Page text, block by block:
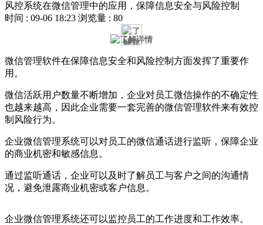
风控系统在微信管理中的应用，保障信息安全与风险控制
时间 : 09-06 18:23 浏览量 : 80
微信管理软件在保障信息安全和风险控制方面发挥了重要作
用。
微信活跃用户数量不断增加，企业对员工微信操作的不确定性
也越来越高，因此企业需要一套完善的微信管理软件来有效控
制风险行为。
企业微信管理系统可以对员工的微信通话进行监听，保障企业
的商业机密和敏感信息。
通过监听通话，企业可以及时了解员工与客户之间的沟通情
况，避免泄露商业机密或客户信息。
企业微信管理系统还可以监控员工的工作进度和工作效率。